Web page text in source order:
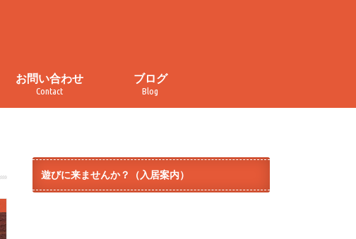
お問い合わせ
Contact
ブログ
Blog
遊びに来ませんか？（入居案内）